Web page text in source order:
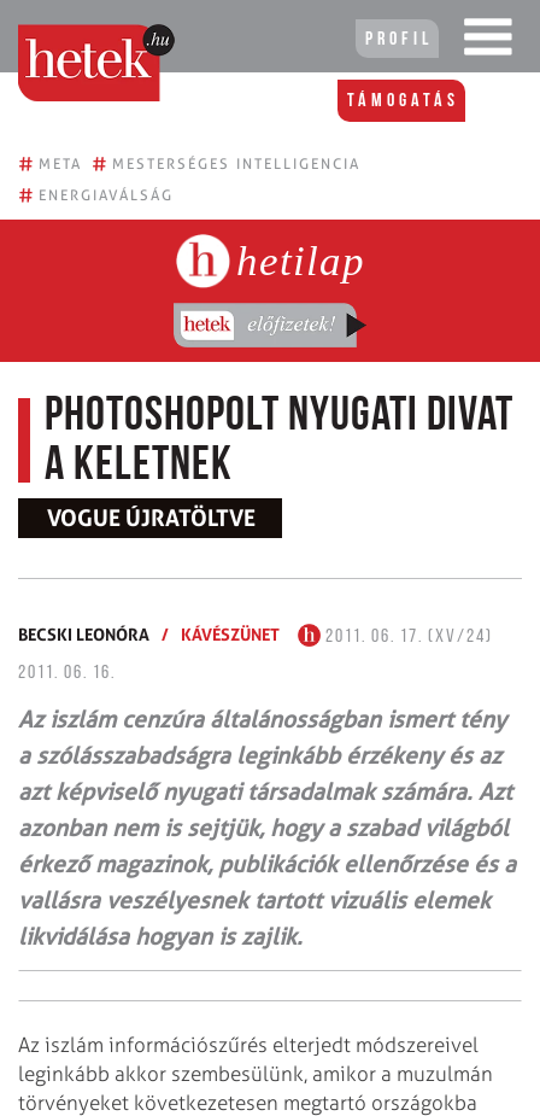
Profil
Támogatás
# META # MESTERSÉGES INTELLIGENCIA
# ENERGIAVÁLSÁG
hetilap
Photoshopolt nyugati divat
a Keletnek
VOGUE ÚJRATÖLTVE
BECSKI LEONÓRA / KÁVÉSZÜNET
2011. 06. 17. (XV/24)
2011. 06. 16.
Az iszlám cenzúra általánosságban ismert tény
a szólásszabadságra leginkább érzékeny és az
azt képviselő nyugati társadalmak számára. Azt
azonban nem is sejtjük, hogy a szabad világból
érkező magazinok, publikációk ellenőrzése és a
vallásra veszélyesnek tartott vizuális elemek
likvidálása hogyan is zajlik.
Az iszlám információszűrés elterjedt módszereivel
leginkább akkor szembesülünk, amikor a muzulmán
törvényeket következetesen megtartó országokba